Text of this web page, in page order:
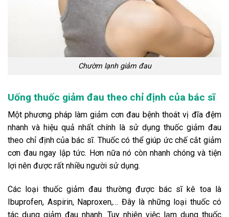
Chườm lạnh giảm đau
Uống thuốc giảm đau theo chỉ định của bác sĩ
Một phương pháp làm giảm cơn đau bệnh thoát vị đĩa đệm
nhanh và hiệu quả nhất chính là sử dụng thuốc giảm đau
theo chỉ định của bác sĩ. Thuốc có thể giúp ức chế cắt giảm
cơn đau ngay lập tức. Hơn nữa nó còn nhanh chóng và tiện
lợi nên được rất nhiều người sử dụng.
Các loại thuốc giảm đau thường được bác sĩ kê toa là
Ibuprofen, Aspirin, Naproxen,… Đây là những loại thuốc có
tác dụng giảm đau nhanh. Tuy nhiên việc lạm dụng thuốc